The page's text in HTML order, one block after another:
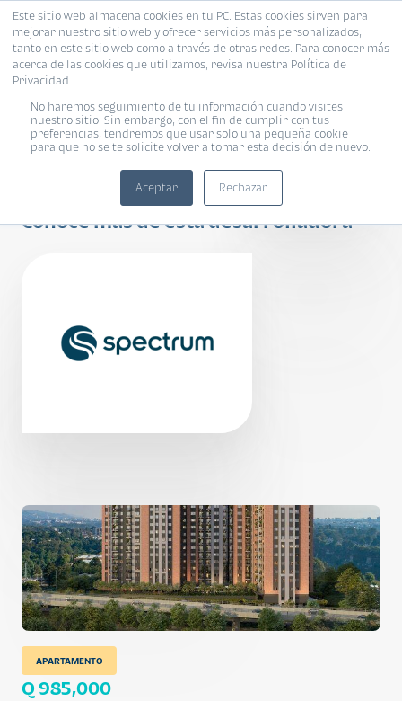
Este sitio web almacena cookies en tu PC. Estas cookies sirven para
mejorar nuestro sitio web y ofrecer servicios más personalizados,
tanto en este sitio web como a través de otras redes. Para conocer más
acerca de las cookies que utilizamos, revisa nuestra Política de
Privacidad.
No haremos seguimiento de tu información cuando visites
nuestro sitio. Sin embargo, con el fin de cumplir con tus
preferencias, tendremos que usar solo una pequeña cookie
para que no se te solicite volver a tomar esta decisión de nuevo.
Aceptar Rechazar
Parque Portales
Conoce más de esta desarrolladora
APARTAMENTO
Q 985,000